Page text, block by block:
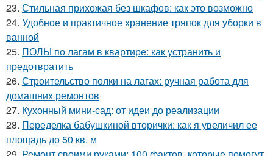
23. Стильная прихожая без шкафов: как это возможно
24. Удобное и практичное хранение тряпок для уборки в
ванной
25. ПОЛЫ по лагам в квартире: как устранить и
предотвратить
26. Строительство полки на лагах: ручная работа для
домашних ремонтов
27. Кухонный мини-сад: от идеи до реализации
28. Переделка бабушкиной вторички: как я увеличил ее
площадь до 50 кв. м